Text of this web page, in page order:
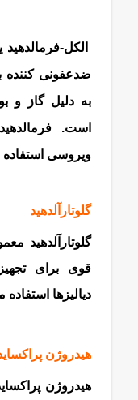
الکل-
ضدعفونی کننده
به دلیل گاز و
است.
ویروسی
گلوتارآلدهید
گلوتارآلدهید
قوی برای
دیالیزها
هیدروژن